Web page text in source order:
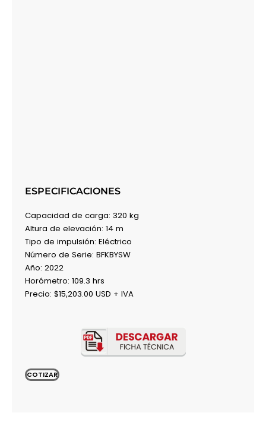
ESPECIFICACIONES
Capacidad de carga: 320 kg
Altura de elevación: 14 m
Tipo de impulsión: Eléctrico
Número de Serie: BFKBYSW
Año: 2022
Horómetro: 109.3 hrs
Precio: $15,203.00 USD + IVA
COTIZAR